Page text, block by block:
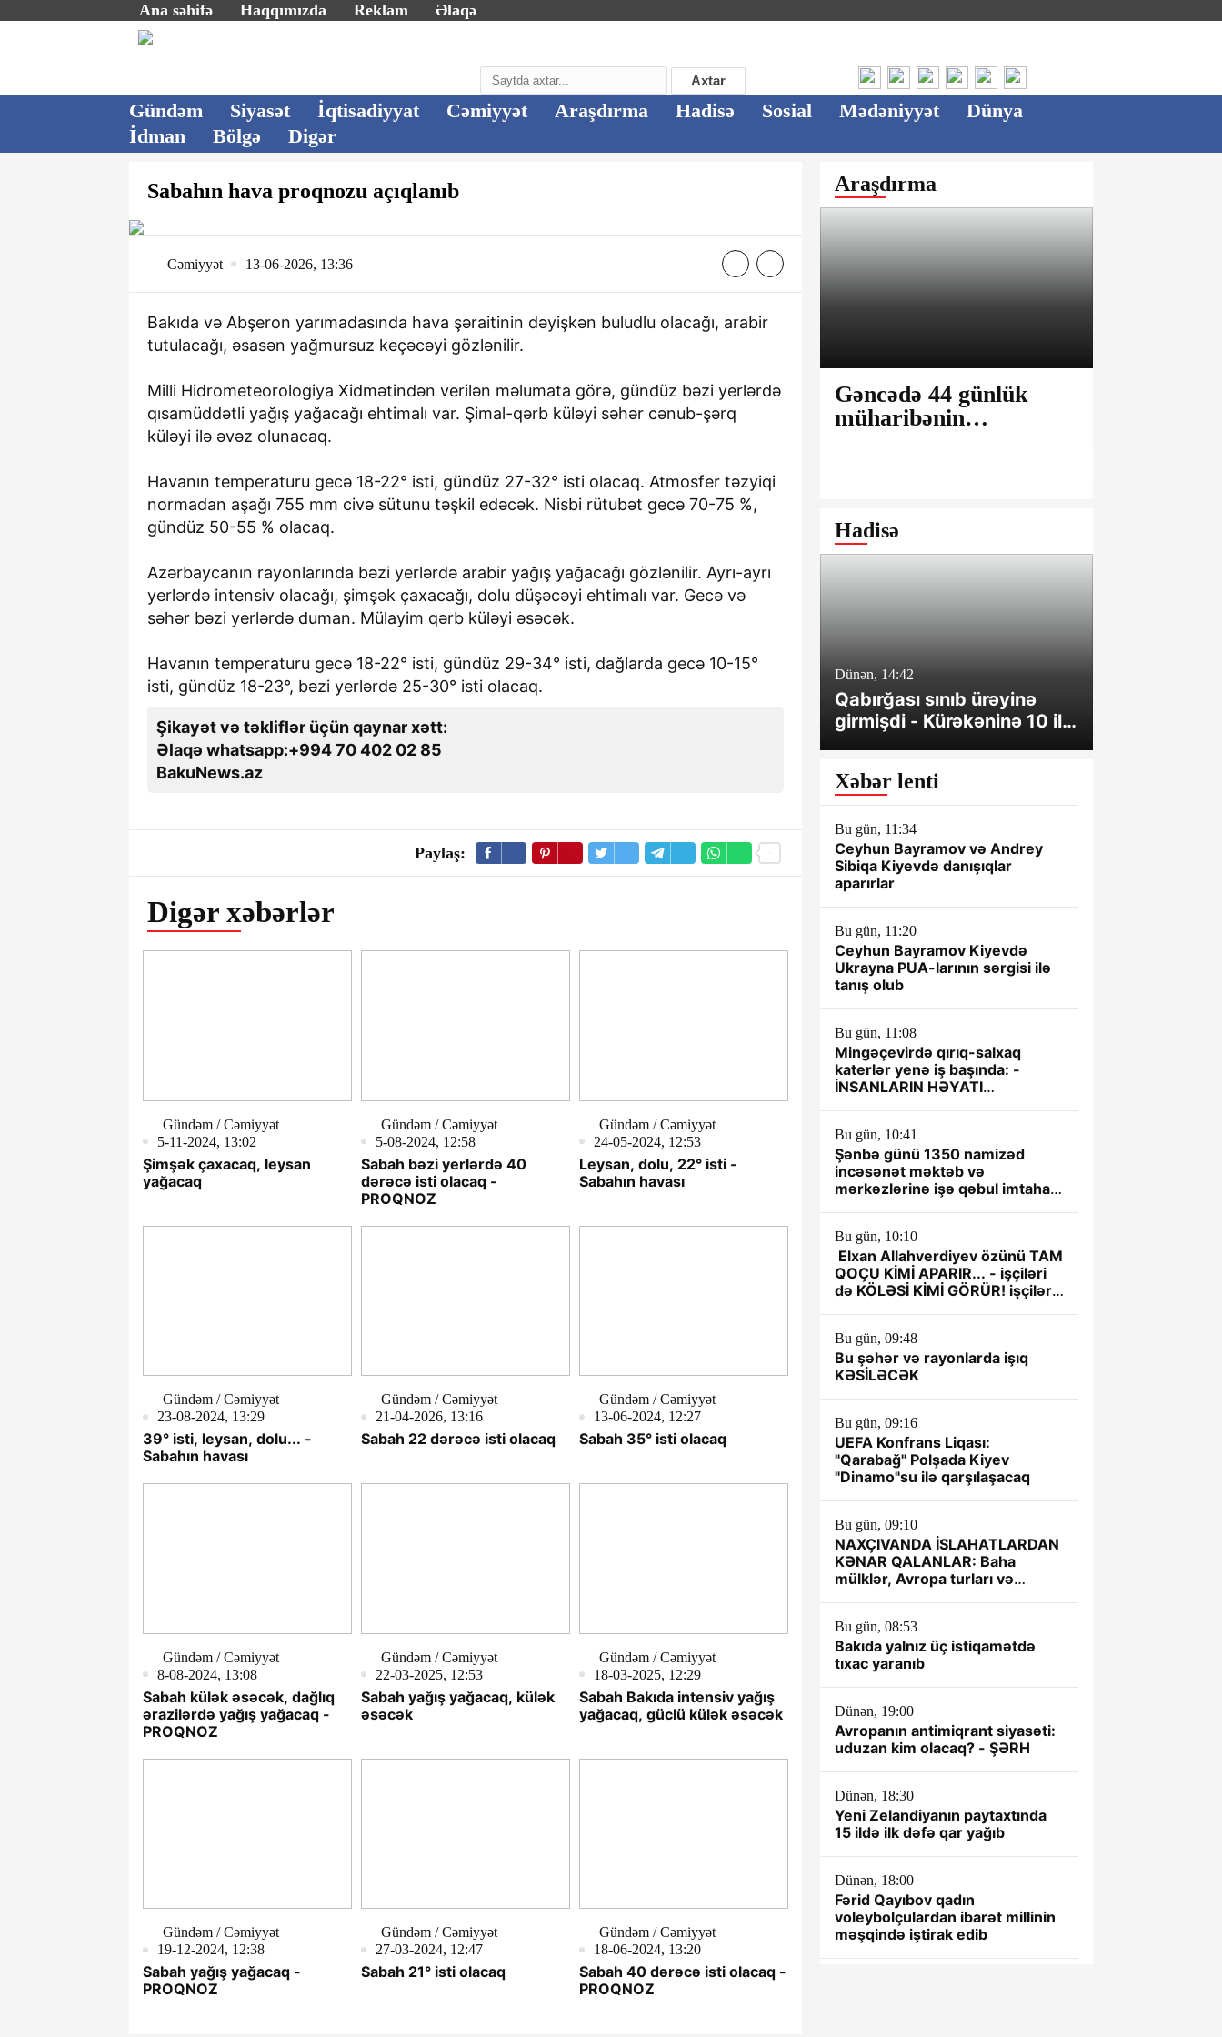
Ana səhifə Haqqımızda Reklam Əlaqə
Axtar
Gündəm Siyasət İqtisadiyyat Cəmiyyət Araşdırma Hadisə Sosial Mədəniyyət
Dünya
İdman
Bölgə Digər
Sabahın hava proqnozu açıqlanıb
Cəmiyyət 13-06-2026, 13:36
Bakıda və Abşeron yarımadasında hava şəraitinin dəyişkən buludlu olacağı, arabir
tutulacağı, əsasən yağmursuz keçəcəyi gözlənilir.
Milli Hidrometeorologiya Xidmətindən verilən məlumata görə, gündüz bəzi yerlərdə
qısamüddətli yağış yağacağı ehtimalı var. Şimal-qərb küləyi səhər cənub-şərq
küləyi ilə əvəz olunacaq.
Havanın temperaturu gecə 18-22° isti, gündüz 27-32° isti olacaq. Atmosfer təzyiqi
normadan aşağı 755 mm civə sütunu təşkil edəcək. Nisbi rütubət gecə 70-75 %,
gündüz 50-55 % olacaq.
Azərbaycanın rayonlarında bəzi yerlərdə arabir yağış yağacağı gözlənilir. Ayrı-ayrı
yerlərdə intensiv olacağı, şimşək çaxacağı, dolu düşəcəyi ehtimalı var. Gecə və
səhər bəzi yerlərdə duman. Mülayim qərb küləyi əsəcək.
Havanın temperaturu gecə 18-22° isti, gündüz 29-34° isti, dağlarda gecə 10-15°
isti, gündüz 18-23°, bəzi yerlərdə 25-30° isti olacaq.
Şikayət və təkliflər üçün qaynar xətt:
Əlaqə whatsapp:+994 70 402 02 85
BakuNews.az
Paylaş:
Digər xəbərlər
Gündəm / Cəmiyyət
5-11-2024, 13:02
Şimşək çaxacaq, leysan
yağacaq
Gündəm / Cəmiyyət
5-08-2024, 12:58
Sabah bəzi yerlərdə 40
dərəcə isti olacaq -
PROQNOZ
Gündəm / Cəmiyyət
24-05-2024, 12:53
Leysan, dolu, 22° isti -
Sabahın havası
Gündəm / Cəmiyyət
23-08-2024, 13:29
39° isti, leysan, dolu... -
Sabahın havası
Gündəm / Cəmiyyət
21-04-2026, 13:16
Sabah 22 dərəcə isti olacaq
Gündəm / Cəmiyyət
13-06-2024, 12:27
Sabah 35° isti olacaq
Gündəm / Cəmiyyət
8-08-2024, 13:08
Sabah külək əsəcək, dağlıq
ərazilərdə yağış yağacaq -
PROQNOZ
Gündəm / Cəmiyyət
22-03-2025, 12:53
Sabah yağış yağacaq, külək
əsəcək
Gündəm / Cəmiyyət
18-03-2025, 12:29
Sabah Bakıda intensiv yağış
yağacaq, güclü külək əsəcək
Gündəm / Cəmiyyət
19-12-2024, 12:38
Sabah yağış yağacaq -
PROQNOZ
Gündəm / Cəmiyyət
27-03-2024, 12:47
Sabah 21° isti olacaq
Gündəm / Cəmiyyət
18-06-2024, 13:20
Sabah 40 dərəcə isti olacaq -
PROQNOZ
Araşdırma
Gəncədə 44 günlük
müharibənin
Arxitektura Komitəsi -
SAKİNLƏRDƏN
Hadisə
Dünən, 14:42
Qabırğası sınıb ürəyinə
girmişdi - Kürəkəninə 10 il
Xəbər lenti
Bu gün, 11:34
Ceyhun Bayramov və Andrey
Sibiqa Kiyevdə danışıqlar
aparırlar
Bu gün, 11:20
Ceyhun Bayramov Kiyevdə
Ukrayna PUA-larının sərgisi ilə
tanış olub
Bu gün, 11:08
Mingəçevirdə qırıq-salxaq
katerlər yenə iş başında: -
İNSANLARIN HƏYATI
Bu gün, 10:41
Şənbə günü 1350 namizəd
incəsənət məktəb və
mərkəzlərinə işə qəbul imtahanı
Bu gün, 10:10
Elxan Allahverdiyev özünü TAM
QOÇU KİMİ APARIR... - işçiləri
də KÖLƏSİ KİMİ GÖRÜR! işçiləri
Bu gün, 09:48
Bu şəhər və rayonlarda işıq
KƏSİLƏCƏK
Bu gün, 09:16
UEFA Konfrans Liqası:
"Qarabağ" Polşada Kiyev
"Dinamo"su ilə qarşılaşacaq
Bu gün, 09:10
NAXÇIVANDA İSLAHATLARDAN
KƏNAR QALANLAR: Baha
mülklər, Avropa turları və
Bu gün, 08:53
Bakıda yalnız üç istiqamətdə
tıxac yaranıb
Dünən, 19:00
Avropanın antimiqrant siyasəti:
uduzan kim olacaq? - ŞƏRH
Dünən, 18:30
Yeni Zelandiyanın paytaxtında
15 ildə ilk dəfə qar yağıb
Dünən, 18:00
Fərid Qayıbov qadın
voleybolçulardan ibarət millinin
məşqində iştirak edib